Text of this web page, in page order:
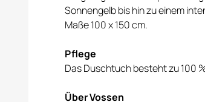
Sonnengelb bis hin zu einem
Maße 100 x 150 cm.
Pflege
Das Duschtuch besteht zu 100
Über Vossen